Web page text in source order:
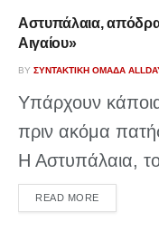
Αστυπάλαια,
Αιγαίου»
BY ΣΥΝΤΑΚΤΙΚΉ ΟΜΆΔΑ
Υπάρχουν
πριν ακόμα
Η Αστυπάλαια,
READ MOREDETAILS